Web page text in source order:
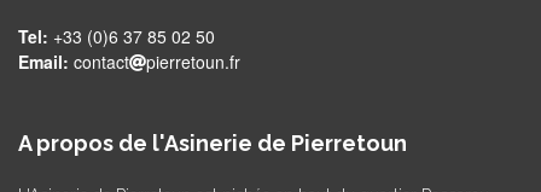
Tel: +33 (0)6 37 85 02 50
Email: contact pierretoun.fr
A propos de l'Asinerie de Pierretoun